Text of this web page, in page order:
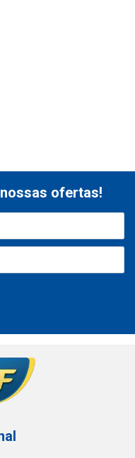
ofertas!